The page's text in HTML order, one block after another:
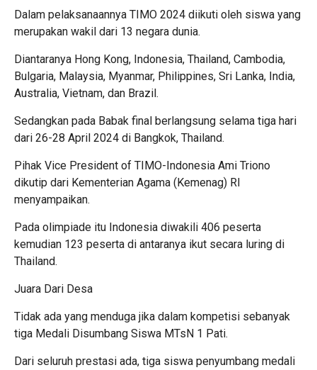
Dalam pelaksanaannya TIMO 2024 diikuti oleh siswa yang
merupakan wakil dari 13 negara dunia.
Diantaranya Hong Kong, Indonesia, Thailand, Cambodia,
Bulgaria, Malaysia, Myanmar, Philippines, Sri Lanka, India,
Australia, Vietnam, dan Brazil.
Sedangkan pada Babak final berlangsung selama tiga hari
dari 26-28 April 2024 di Bangkok, Thailand.
Pihak Vice President of TIMO-Indonesia Ami Triono
dikutip dari Kementerian Agama (Kemenag) RI
menyampaikan.
Pada olimpiade itu Indonesia diwakili 406 peserta
kemudian 123 peserta di antaranya ikut secara luring di
Thailand.
Juara Dari Desa
Tidak ada yang menduga jika dalam kompetisi sebanyak
tiga Medali Disumbang Siswa MTsN 1 Pati.
Dari seluruh prestasi ada, tiga siswa penyumbang medali